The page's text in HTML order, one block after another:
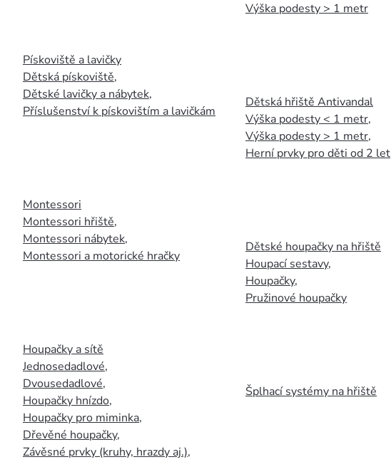
Pískoviště a lavičky
Dětská pískoviště,
Dětské lavičky a nábytek,
Příslušenství k pískovištím a lavičkám
Montessori
Montessori hřiště,
Montessori nábytek,
Montessori a motorické hračky
Houpačky a sítě
Jednosedadlové,
Dvousedadlové,
Houpačky hnízdo,
Houpačky pro miminka,
Dřevěné houpačky,
Závěsné prvky (kruhy, hrazdy aj.),
Výška podesty > 1 metr
Dětská hřiště Antivandal
Výška podesty < 1 metr,
Výška podesty > 1 metr,
Herní prvky pro děti od 2 let
Dětské houpačky na hřiště
Houpací sestavy,
Houpačky,
Pružinové houpačky
Šplhací systémy na hřiště